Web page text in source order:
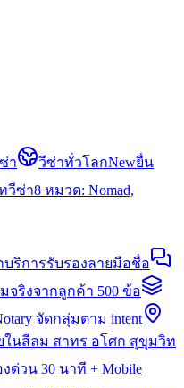
า วีซ่าทั่วโลกNewยื่น
วีซ่า8 หมวด: Nomad,
ริการรับรองลายมือชื่อ
จริงจากลูกค้า 500 ข้อ
จัดกลุ่มตาม intent
ในสีลม สาทร อโศก สุขุมวิท
ด่วน 30 นาที + Mobile